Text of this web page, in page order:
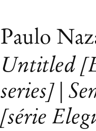
Paulo
Untitled
series] |
[série